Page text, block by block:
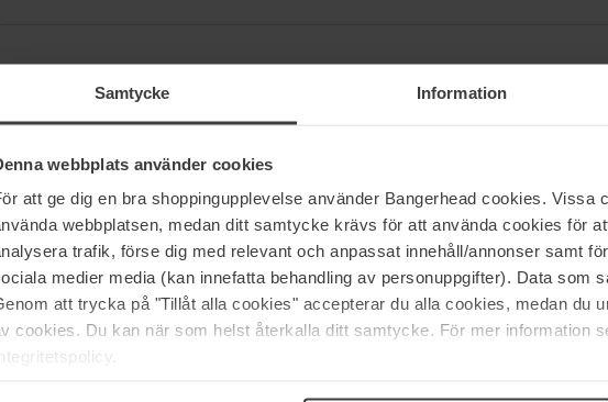
Samtycke Information
webbplats använder cookies
att ge dig en bra shoppingupplevelse använder Bangerhead cookies. Vissa
webbplatsen, medan ditt samtycke krävs för att använda cookies för
trafik, förse dig med relevant och anpassat innehåll/annonser samt
medier media (kan innefatta behandling av personuppgifter). Data som
att trycka på "Tillåt alla cookies" accepterar du alla cookies, medan du
cookies. Du kan när som helst återkalla ditt samtycke. För mer information
startup som udvikler hudplejeprodukter specielt designet til dig som træner. Alle
er udviklet efter seneste forskningsresultater og altid baseret på
After Workout serien er prisbelønnet og hyldet.
udset til Sveriges bedste deodorant af Bäst i Test og Pricerunner. Moss & Noor er